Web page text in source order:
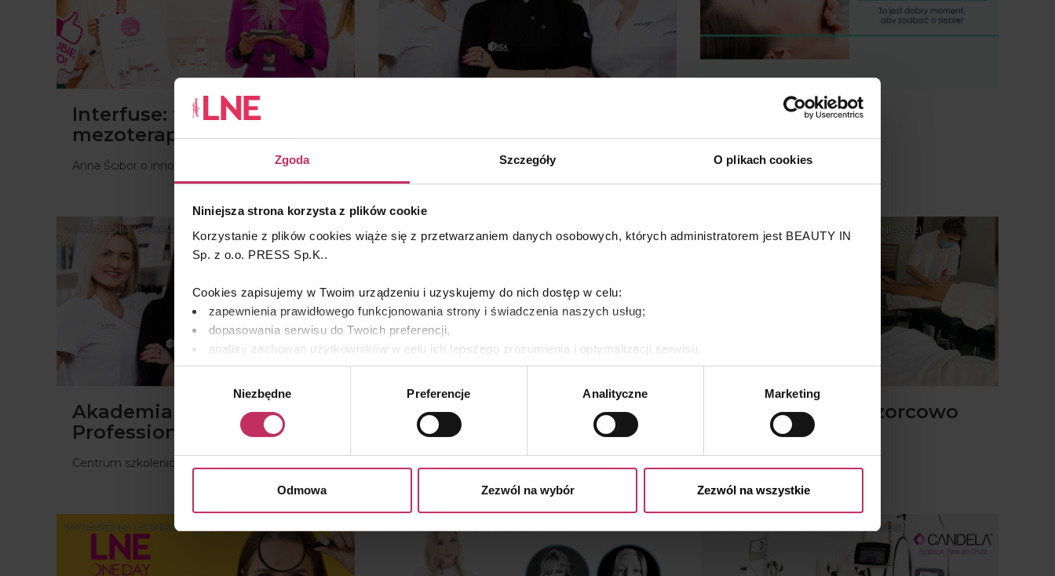
Zgoda Szczegóły O plikach cookies
Niniejsza strona korzysta z plików cookie
Korzystanie z plików cookies wiąże się z przetwarzaniem danych osobowych, których administratorem jest BEAUTY IN
Sp. z o.o. PRESS Sp.K..
Cookies zapisujemy w Twoim urządzeniu i uzyskujemy do nich dostęp w celu:
zapewnienia prawidłowego funkcjonowania strony i świadczenia naszych usług;
dopasowania serwisu do Twoich preferencji,
analizy zachowań użytkowników w celu ich lepszego zrozumienia i optymalizacji serwisu.
remarketingowym, czyli wyświetlania Ci naszych reklam na innych stronach.
osobowych, w tym o sposobie, w jaki my i nasi partnerzy używamy plików cookies oraz o przysługujących Ci prawach
Niezbędne Preferencje Analityczne Marketing
Odmowa Zezwól na wybór Zezwól na wszystkie
Interfuse: fuzja peelingu i
mezoterapii
Anna Ścibor o innowacyjnym zabiegu #interfuse
Professional
Konkurs PHYT'S
Wygraj zabieg i kosmetyki!
WYDARZENIA | ŚRODA, 12 MAJA 2021
Akademia B&M
Professional
Centrum szkoleniowe
WYDARZENIA | WTOREK, 27 KWIETNIA 2021
Pierwsza edycja LNE ONE
DAY już za nami!
WYDARZENIA | CZWARTEK, 8 KWIETNIA 2021
Anagra działa wzorcowo
WYDARZENIA | PONIEDZIAŁEK, 29 MARCA 2021 WYDARZENIA | ŚRODA, 24 LUTEGO 2021